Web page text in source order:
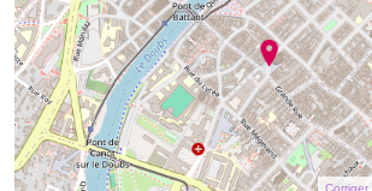
Corriger